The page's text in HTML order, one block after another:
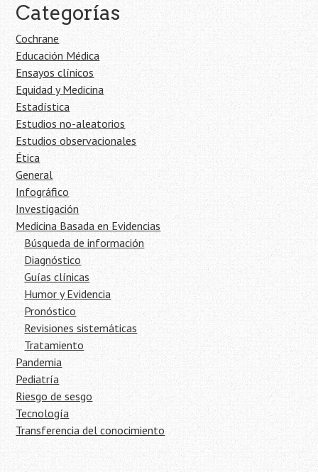
Categorías
Cochrane
Educación Médica
Ensayos clínicos
Equidad y Medicina
Estadística
Estudios no-aleatorios
Estudios observacionales
Ética
General
Infográfico
Investigación
Medicina Basada en Evidencias
Búsqueda de información
Diagnóstico
Guías clínicas
Humor y Evidencia
Pronóstico
Revisiones sistemáticas
Tratamiento
Pandemia
Pediatría
Riesgo de sesgo
Tecnología
Transferencia del conocimiento